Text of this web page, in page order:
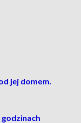
jej domem.
godzinach